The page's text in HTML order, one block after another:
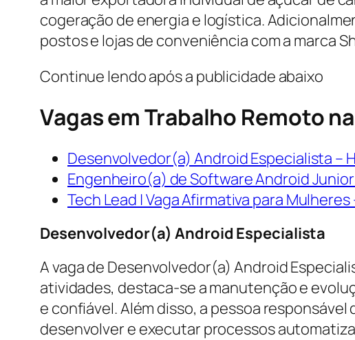
cogeração de energia e logística.
postos e lojas de conveniência com a marca
Continue lendo após a publicidade abaixo
Vagas em Trabalho Remoto
Desenvolvedor(a) Android Especialista –
Engenheiro(a) de Software Android
Tech Lead | Vaga Afirmativa para
Desenvolvedor(a) Android Especialista
A vaga de Desenvolvedor(a) Android
atividades, destaca-se a manutenção e
e confiável. Além disso, a pessoa
desenvolver e executar processos